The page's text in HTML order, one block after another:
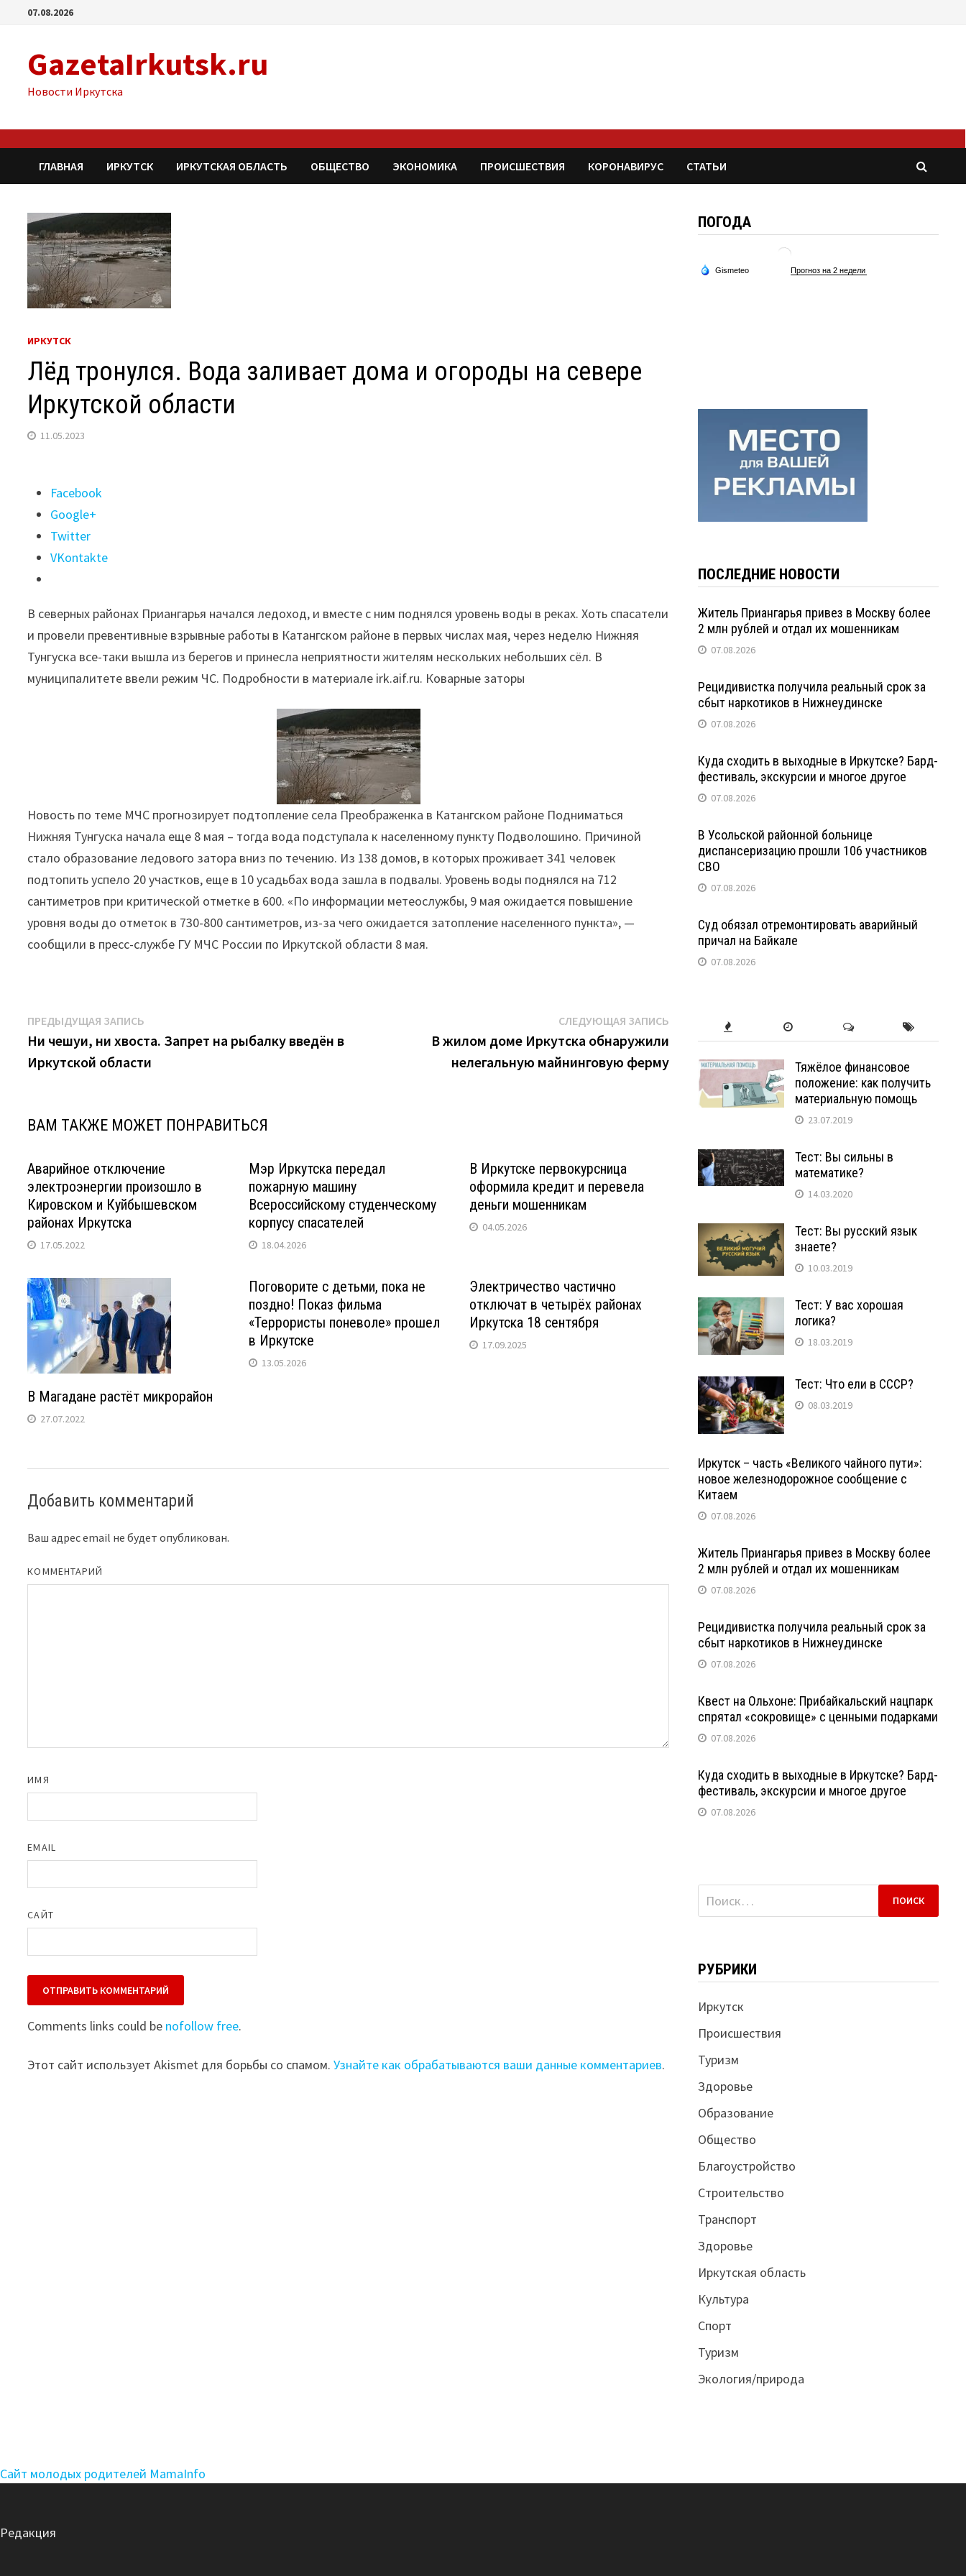
Перейти07.08.2026
GazetaIrkutsk.ru
Новости Иркутска
ГЛАВНАЯ ИРКУТСК ИРКУТСКАЯ ОБЛАСТЬ ОБЩЕСТВО ЭКОНОМИКА ПРОИСШЕСТВИЯ КОРОНАВИРУС СТАТЬИ
ИРКУТСК
Лёд тронулся. Вода заливает дома и огороды на севере
Иркутской области
11.05.2023
Поделиться
"Лёд
тронулся.
Вода
заливает
и
огороды
на
севере
Facebook
Google+
Twitter
VKontakte
В северных районах Приангарья начался ледоход, и вместе с ним поднялся уровень воды в реках. Хоть спасатели
и провели превентивные взрывные работы в Катангском районе в первых числах мая, через неделю Нижняя
Тунгуска все-таки вышла из берегов и принесла неприятности жителям нескольких небольших сёл. В
муниципалитете ввели режим ЧС. Подробности в материале irk.aif.ru. Коварные заторы
Новость по теме МЧС прогнозирует подтопление села Преображенка в Катангском районе Подниматься
Нижняя Тунгуска начала еще 8 мая – тогда вода подступала к населенному пункту Подволошино. Причиной
стало образование ледового затора вниз по течению. Из 138 домов, в которых проживает 341 человек
подтопить успело 20 участков, еще в 10 усадьбах вода зашла в подвалы. Уровень воды поднялся на 712
сантиметров при критической отметке в 600. «По информации метеослужбы, 9 мая ожидается повышение
уровня воды до отметок в 730-800 сантиметров, из-за чего ожидается затопление населенного пункта», —
сообщили в пресс-службе ГУ МЧС России по Иркутской области 8 мая.
Навигация
по
записям
ПРЕДЫДУЩАЯ ЗАПИСЬ
запись:
Ни чешуи, ни хвоста. Запрет на рыбалку введён в
Иркутской области
СЛЕДУЮЩАЯ ЗАПИСЬСледующая
запись:
В жилом доме Иркутска обнаружили
нелегальную майнинговую ферму
ВАМ ТАКЖЕ МОЖЕТ ПОНРАВИТЬСЯ
Аварийное отключение
электроэнергии произошло в
Кировском и Куйбышевском
районах Иркутска
17.05.2022
Мэр Иркутска передал
пожарную машину
Всероссийскому студенческому
корпусу спасателей
18.04.2026
В Иркутске первокурсница
оформила кредит и перевела
деньги мошенникам
04.05.2026
В Магадане растёт микрорайон
27.07.2022
Поговорите с детьми, пока не
поздно! Показ фильма
«Террористы поневоле» прошел
в Иркутске
13.05.2026
Электричество частично
отключат в четырёх районах
Иркутска 18 сентября
17.09.2025
Добавить комментарий
Ваш адрес email не будет опубликован.
КОММЕНТАРИЙ
ИМЯ
EMAIL
САЙТ
Comments links could be nofollow free.
Этот сайт использует Akismet для борьбы со спамом.Узнайте как обрабатываются ваши данные комментариев.
ПОГОДА
ПОСЛЕДНИЕ НОВОСТИ
Житель Приангарья привез в Москву более
2 млн рублей и отдал их мошенникам
07.08.2026
Рецидивистка получила реальный срок за
сбыт наркотиков в Нижнеудинске
07.08.2026
Куда сходить в выходные в Иркутске? Бард-
фестиваль, экскурсии и многое другое
07.08.2026
В Усольской районной больнице
диспансеризацию прошли 106 участников
СВО
07.08.2026
Суд обязал отремонтировать аварийный
причал на Байкале
07.08.2026
Тяжёлое финансовое
положение: как получить
материальную помощь
23.07.2019
Тест: Вы сильны в
математике?
14.03.2020
Тест: Вы русский язык
знаете?
10.03.2019
Тест: У вас хорошая
логика?
18.03.2019
Тест: Что ели в СССР?
08.03.2019
Иркутск – часть «Великого чайного пути»:
новое железнодорожное сообщение с
Китаем
07.08.2026
Житель Приангарья привез в Москву более
2 млн рублей и отдал их мошенникам
07.08.2026
Рецидивистка получила реальный срок за
сбыт наркотиков в Нижнеудинске
07.08.2026
Квест на Ольхоне: Прибайкальский нацпарк
спрятал «сокровище» с ценными подарками
07.08.2026
Куда сходить в выходные в Иркутске? Бард-
фестиваль, экскурсии и многое другое
07.08.2026
Найти:
РУБРИКИ
Иркутск
Происшествия
Туризм
Здоровье
Образование
Общество
Благоустройство
Строительство
Транспорт
Здоровье
Иркутская область
Культура
Спорт
Туризм
Экология/природа
Сайт молодых родителей MamaInfo
Редакция